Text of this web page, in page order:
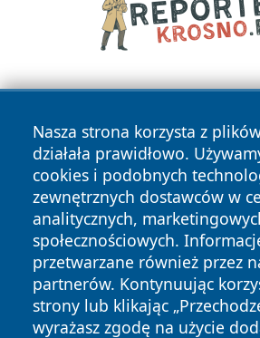
Nasza strona korzysta z
działała prawidłowo.
cookies i podobnych
zewnętrznych dostawców w
analitycznych,
społecznościowych.
przetwarzane również przez
partnerów. Kontynuując
strony lub klikając
wyrażasz zgodę na użycie
Copyright © 2026 wrotatarnowa.pl
zastrzeżone.
News Autorzy
Polityka
Prywatności